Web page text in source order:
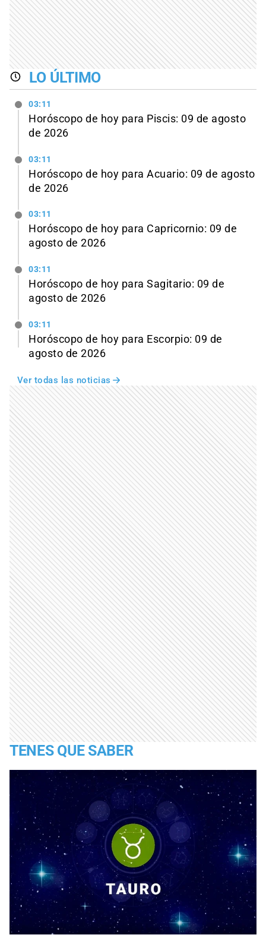
LO ÚLTIMO
03:11
Horóscopo de hoy para Piscis: 09 de agosto
de 2026
03:11
Horóscopo de hoy para Acuario: 09 de agosto
de 2026
03:11
Horóscopo de hoy para Capricornio: 09 de
agosto de 2026
03:11
Horóscopo de hoy para Sagitario: 09 de
agosto de 2026
03:11
Horóscopo de hoy para Escorpio: 09 de
agosto de 2026
Ver todas las noticias
TENES QUE SABER